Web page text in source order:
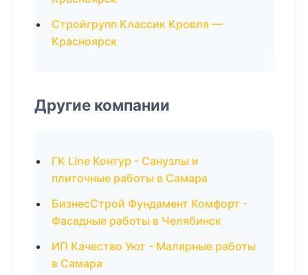
Стройгрупп Классик Кровля —
Красноярск
Другие компании
ГК Line Контур - Санузлы и
плиточные работы в Самара
БизнесСтрой Фундамент Комфорт -
Фасадные работы в Челябинск
ИП Качество Уют - Малярные работы
в Самара